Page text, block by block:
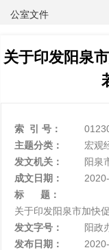
公室文件
关于印发阳泉
索 引 号：
主题分类：
宏观
发文机关：
阳泉
成文日期：
标 题：
关于印发阳泉市加快
发文字号：
阳政
发布日期：